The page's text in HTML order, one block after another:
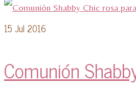
15 Jul 2016
Comunión